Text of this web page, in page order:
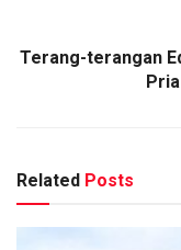
Terang-terangan
Related Posts